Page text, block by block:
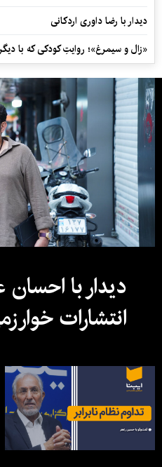
دیدار با رضا داوری اردکانی
«زال و سیمرغ»؛ روایتِ کودکی که با
دیدار با
انتشارات